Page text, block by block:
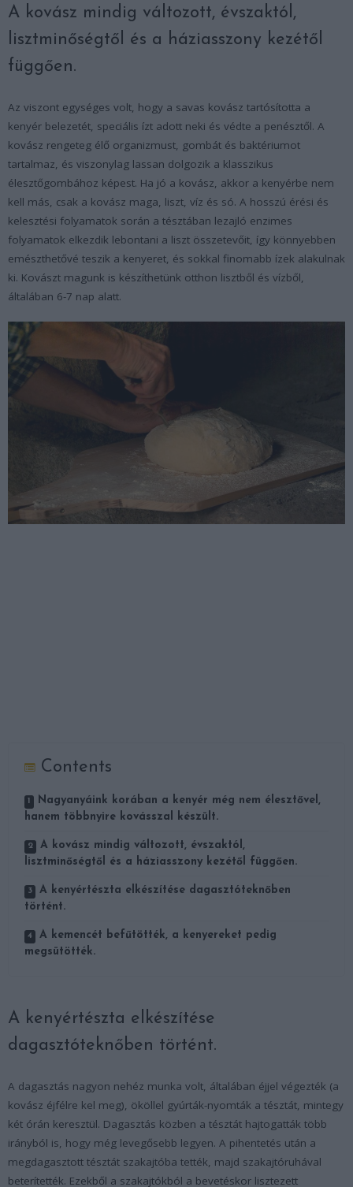
A kovász mindig változott, évszaktól,
lisztminőségtől és a háziasszony kezétől
függően.
Az viszont egységes volt, hogy a savas kovász tartósította a
kenyér belezetét, speciális ízt adott neki és védte a penésztől. A
kovász rengeteg élő organizmust, gombát és baktériumot
tartalmaz, és viszonylag lassan dolgozik a klasszikus
élesztőgombához képest. Ha jó a kovász, akkor a kenyérbe nem
kell más, csak a kovász maga, liszt, víz és só. A hosszú érési és
kelesztési folyamatok során a tésztában lezajló enzimes
folyamatok elkezdik lebontani a liszt összetevőit, így könnyebben
emészthetővé teszik a kenyeret, és sokkal finomabb ízek alakulnak
ki. Kovászt magunk is készíthetünk otthon lisztből és vízből,
általában 6-7 nap alatt.
Contents
Nagyanyáink korában a kenyér még nem élesztővel,
hanem többnyire kovásszal készült.
A kovász mindig változott, évszaktól,
lisztminőségtől és a háziasszony kezétől függően.
A kenyértészta elkészítése dagasztóteknőben
történt.
A kemencét befűtötték, a kenyereket pedig
megsütötték.
A kenyértészta elkészítése
dagasztóteknőben történt.
A dagasztás nagyon nehéz munka volt, általában éjjel végezték (a
kovász éjfélre kel meg), ököllel gyúrták-nyomták a tésztát, mintegy
két órán keresztül. Dagasztás közben a tésztát hajtogatták több
irányból is, hogy még levegősebb legyen. A pihentetés után a
megdagasztott tésztát szakajtóba tették, majd szakajtóruhával
beterítették. Ezekből a szakajtókból a bevetéskor lisztezett